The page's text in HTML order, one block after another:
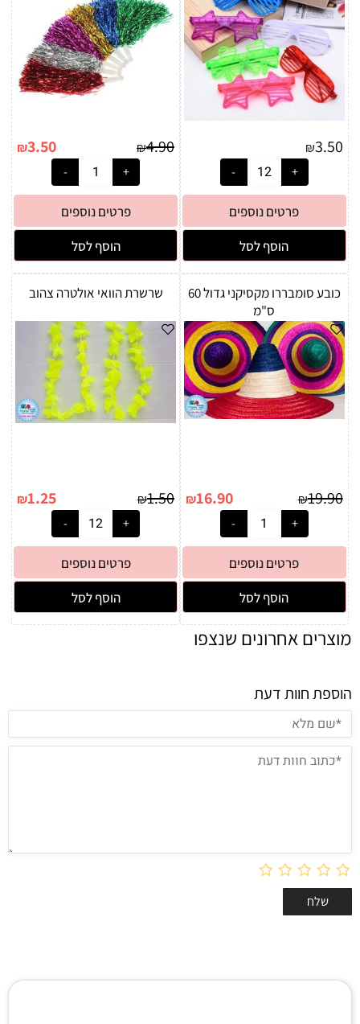
₪3.50
פרטים נוספים
הוסף לסל
₪4.90
₪3.50
פרטים נוספים
הוסף לסל
כובע סומבררו מקסיקני גדול 60
ס"מ
₪19.90
₪16.90
פרטים נוספים
הוסף לסל
שרשרת הוואי אולטרה צהוב
₪1.50
₪1.25
פרטים נוספים
הוסף לסל
מוצרים אחרונים שנצפו
הוספת חוות דעת